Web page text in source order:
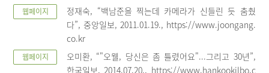
웹페이지
정재숙, “백남준을 찍는데 카메라가 신들린 듯 춤췄
다”, 중앙일보, 2011.01.19., https://www.joongang.
co.kr
웹페이지
오미환, “"오웰, 당신은 좀 틀렸어요"...그리고 30년”,
한국일보, 2014.07.20., https://www.hankookilbo.c